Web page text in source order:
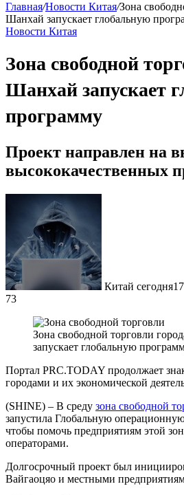
Главная/Новости Китая/Зона
Шанхай запускает глобальную
Новости Китая
Зона свободной
Шанхай запускает
программу
Проект направлен на
высококачественных
Китай сегодня
73
Зона свободной торговли
запускает глобальную
Портал PRC.TODAY продолжает
городами и их экономической
(SHINE) – В среду зона свободной
запустила Глобальную
чтобы помочь предприятиям этой
операторами.
Долгосрочный проект был
Вайгаоцяо и местными